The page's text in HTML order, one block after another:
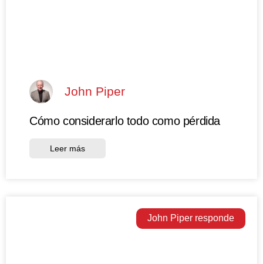
John Piper
Cómo considerarlo todo como pérdida
Leer más
John Piper responde